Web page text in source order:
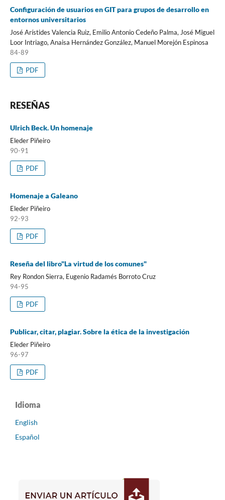
Configuración de usuarios en GIT para grupos de desarrollo en
entornos universitarios
José Arístides Valencia Ruiz, Emilio Antonio Cedeño Palma, José Miguel
Loor Intriago, Anaisa Hernández González, Manuel Morejón Espinosa
84-89
PDF
RESEÑAS
Ulrich Beck. Un homenaje
Eleder Piñeiro
90-91
PDF
Homenaje a Galeano
Eleder Piñeiro
92-93
PDF
Reseña del libro"La virtud de los comunes"
Rey Rondon Sierra, Eugenio Radamés Borroto Cruz
94-95
PDF
Publicar, citar, plagiar. Sobre la ética de la investigación
Eleder Piñeiro
96-97
PDF
Idioma
English
Español